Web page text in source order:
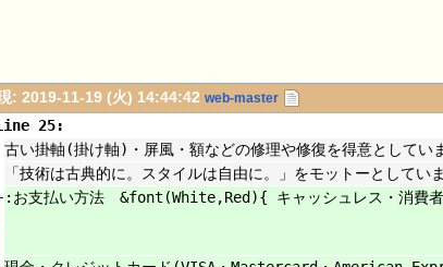
: 2019-11-19 (火) 14:44:42 web-master
25:
古い掛軸(掛け軸)・屏風・額などの修理や修復を得意としてい
「技術は古典的に。スタイルは自由に。」をモットーとして
:お支払い方法 &font(White,Red){ キャッシュレス・消費